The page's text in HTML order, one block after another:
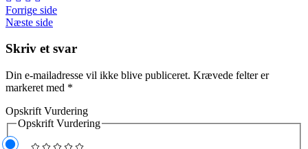
Forrige side
Næste side
Skriv et svar
Din e-mailadresse vil ikke blive publiceret. Krævede felter er
markeret med *
Opskrift Vurdering
Opskrift Vurdering